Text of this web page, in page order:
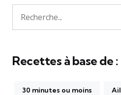
Recherche
pour:
Recettes à base de :
30 minutes ou moins Ail